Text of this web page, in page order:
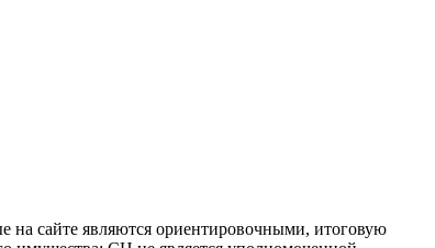
на сайте являются ориентировочными, итоговую